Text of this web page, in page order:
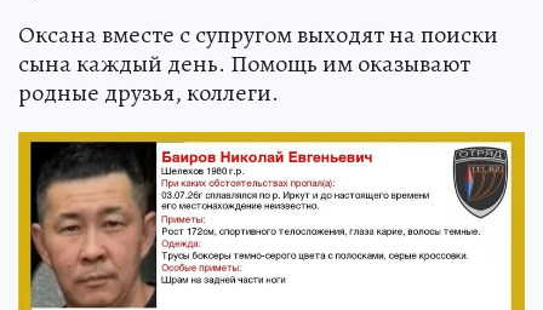
Оксана вместе с супругом выходят на поиски
сына каждый день. Помощь им оказывают
родные друзья, коллеги.